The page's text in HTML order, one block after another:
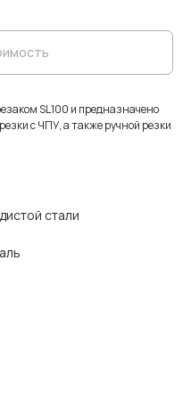
SL100 и предназначено
с ЧПУ, а также ручной резки
стали